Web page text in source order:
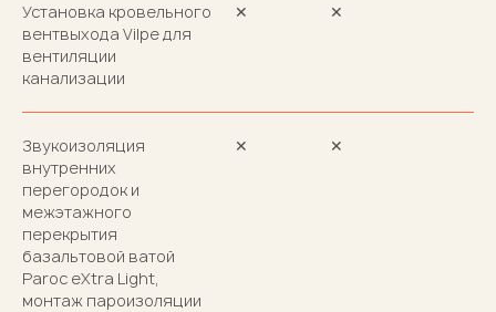
Установка кровельного
вентвыхода Vilpe для
вентиляции
канализации
✕ ✕
Звукоизоляция
внутренних
перегородок и
межэтажного
перекрытия
базальтовой ватой
Paroc eXtra Light,
монтаж пароизоляции
✕ ✕